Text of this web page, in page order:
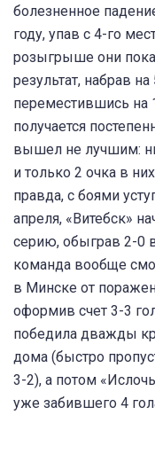
болезненное
году, упав с 4-го
розыгрыше они
результат, набрав
переместившись
получается
вышел не лучшим:
и только 2 очка в
правда, с боями
апреля, «Витебск»
серию, обыграв 2-0
команда вообще
в Минске от
оформив счет 3-3
победила дважды
дома (быстро
3-2), а потом
уже забившего 4